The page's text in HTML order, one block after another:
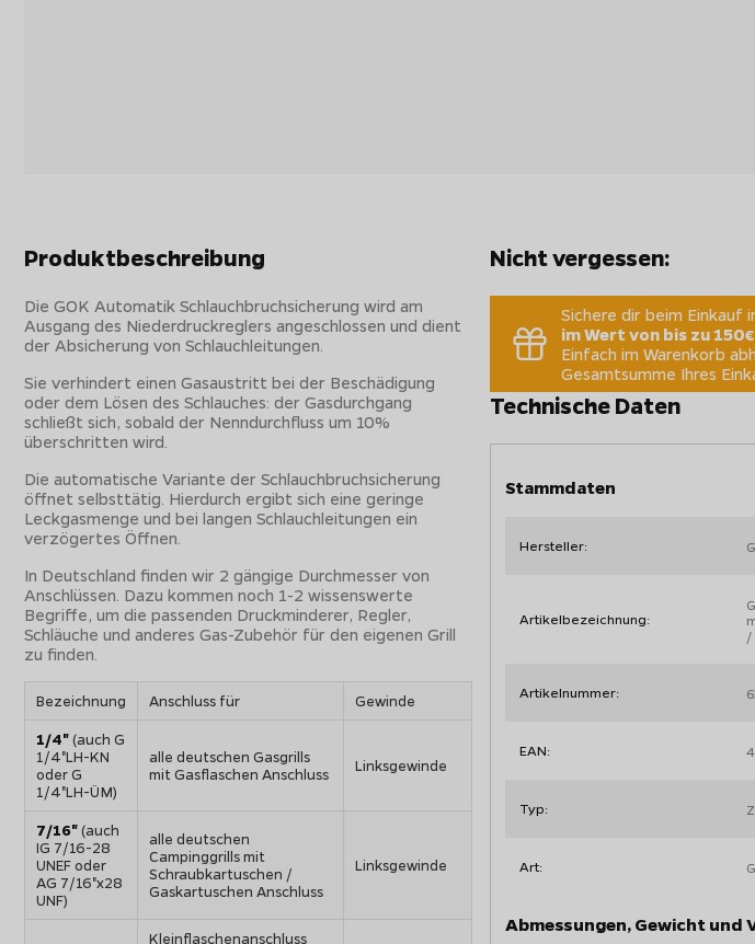
Produktbeschreibung
Die GOK Automatik Schlauchbruchsicherung wird am
Ausgang des Niederdruckreglers angeschlossen und dient
der Absicherung von Schlauchleitungen.
Sie verhindert einen Gasaustritt bei der Beschädigung
oder dem Lösen des Schlauches: der Gasdurchgang
schließt sich, sobald der Nenndurchfluss um 10%
überschritten wird.
Die automatische Variante der Schlauchbruchsicherung
öffnet selbsttätig. Hierdurch ergibt sich eine geringe
Leckgasmenge und bei langen Schlauchleitungen ein
verzögertes Öffnen.
In Deutschland finden wir 2 gängige Durchmesser von
Anschlüssen. Dazu kommen noch 1-2 wissenswerte
Begriffe, um die passenden Druckminderer, Regler,
Schläuche und anderes Gas-Zubehör für den eigenen Grill
zu finden.
Bezeichnung Anschluss für Gewinde
1/4"(auch G
1/4"LH-KN
oder G
1/4"LH-ÜM)
alle deutschen Gasgrills
mit Gasflaschen Anschluss
Linksgewinde
7/16"(auch
IG 7/16-28
UNEF oder
AG 7/16"x28
UNF)
alle deutschen
Campinggrills mit
Schraubkartuschen /
Gaskartuschen Anschluss
Linksgewinde
Kleinflaschenanschluss
Nicht vergessen:
Sichere dir beim Einkauf
im Wert von bis zu
Einfach im Warenkorb
Gesamtsumme Ihres
Technische Daten
Stammdaten
Hersteller:
Artikelbezeichnung:
/
Artikelnummer:
EAN:
Typ:
Art:
Abmessungen, Gewicht und